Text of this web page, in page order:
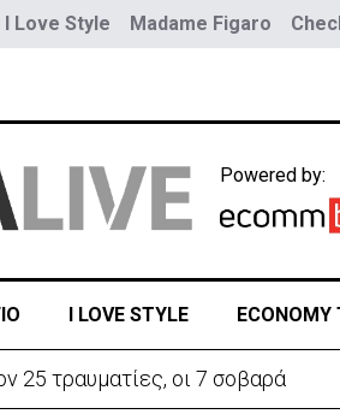
I Love Style Madame Figaro
Powered by:
I LOVE STYLE ECONOMY
25 τραυματίες, οι 7 σοβαρά